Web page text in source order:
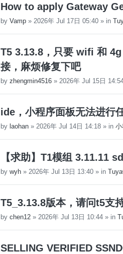
How to apply Gateway
by Vamp » 2026年 Jul 17日 05:40 » in
T5 3.13.8，只要 wifi 和
接，麻烦修复下吧
by zhengmin4516 » 2026年 Jul 15日
ide，小程序面板无法进行
by laohan » 2026年 Jul 14日 14:18 » in
【求助】T1模组 3.11.11
by wyh » 2026年 Jul 13日 13:40 » in
T5_3.13.8版本，请问t5支
by chen12 » 2026年 Jul 13日 10:44 » in
SELLING VERIFIED